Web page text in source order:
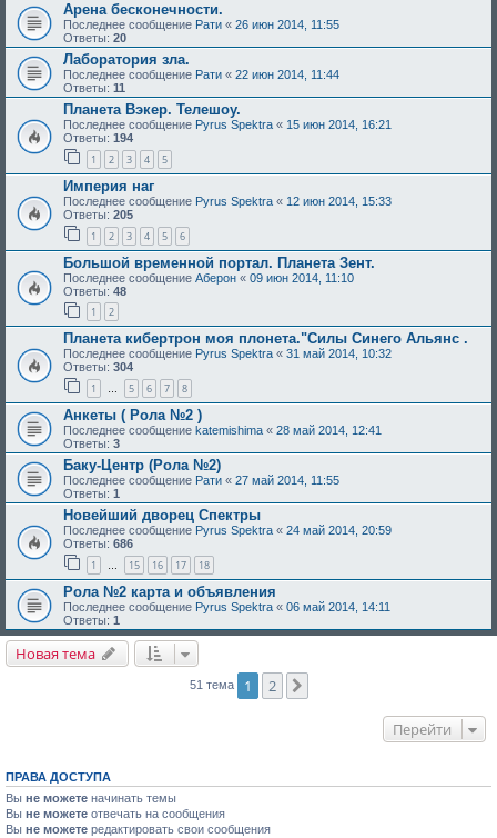
Арена бесконечности.
Последнее сообщение Рати « 26 июн 2014, 11:55
Ответы: 20
Лаборатория зла.
Последнее сообщение Рати « 22 июн 2014, 11:44
Ответы: 11
Планета Вэкер. Телешоу.
Последнее сообщение Pyrus Spektra « 15 июн 2014, 16:21
Ответы: 194
1 2 3 4 5
Империя наг
Последнее сообщение Pyrus Spektra « 12 июн 2014, 15:33
Ответы: 205
1 2 3 4 5 6
Большой временной портал. Планета Зент.
Последнее сообщение Аберон « 09 июн 2014, 11:10
Ответы: 48
1 2
Планета кибертрон моя плонета."Силы Синего Альянс .
Последнее сообщение Pyrus Spektra « 31 май 2014, 10:32
Ответы: 304
1 … 5 6 7 8
Анкеты ( Рола №2 )
Последнее сообщение katemishima « 28 май 2014, 12:41
Ответы: 3
Баку-Центр (Рола №2)
Последнее сообщение Рати « 27 май 2014, 11:55
Ответы: 1
Новейший дворец Спектры
Последнее сообщение Pyrus Spektra « 24 май 2014, 20:59
Ответы: 686
1 … 15 16 17 18
Рола №2 карта и объявления
Последнее сообщение Pyrus Spektra « 06 май 2014, 14:11
Ответы: 1
Новая тема
51 тема 1 2
Перейти
ПРАВА ДОСТУПА
Вы не можете начинать темы
Вы не можете отвечать на сообщения
Вы не можете редактировать свои сообщения